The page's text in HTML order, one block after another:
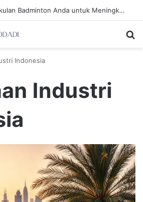
Perbaiki Teknik Pukulan Badminton Anda untuk Meningkatkan Efisiensi Permainan
Indonesia
Industri